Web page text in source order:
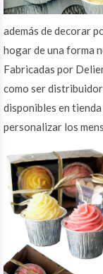
además de decorar
hogar de una forma
Fabricadas por
como ser
disponibles en
personalizar los